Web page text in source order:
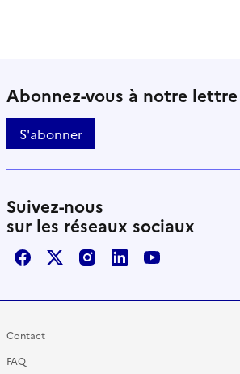
Abonnez-vous à notre
S'abonner
Suivez-nous
sur les réseaux sociaux
FacebookX / TwitterInstagram
LinkedInYoutube
Contact
FAQ